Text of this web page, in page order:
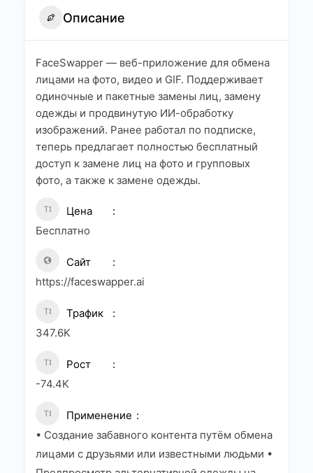
Описание
FaceSwapper — веб-приложение для обмена
лицами на фото, видео и GIF. Поддерживает
одиночные и пакетные замены лиц, замену
одежды и продвинутую ИИ-обработку
изображений. Ранее работал по подписке,
теперь предлагает полностью бесплатный
доступ к замене лиц на фото и групповых
фото, а также к замене одежды.
Цена
Бесплатно
Сайт
https://faceswapper.ai
Трафик
347.6K
Рост
-74.4K
Применение
• Создание забавного контента путём обмена
лицами с друзьями или известными людьми •